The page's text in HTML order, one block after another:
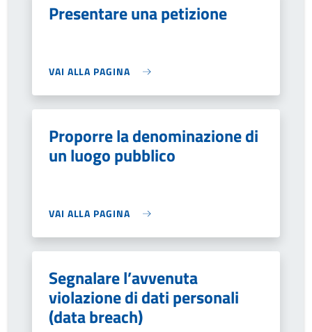
Presentare una petizione
VAI ALLA PAGINA
Proporre la denominazione di
un luogo pubblico
VAI ALLA PAGINA
Segnalare l’avvenuta
violazione di dati personali
(data breach)